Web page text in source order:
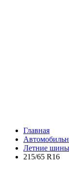
Главная
Летние шины
215/65 R16